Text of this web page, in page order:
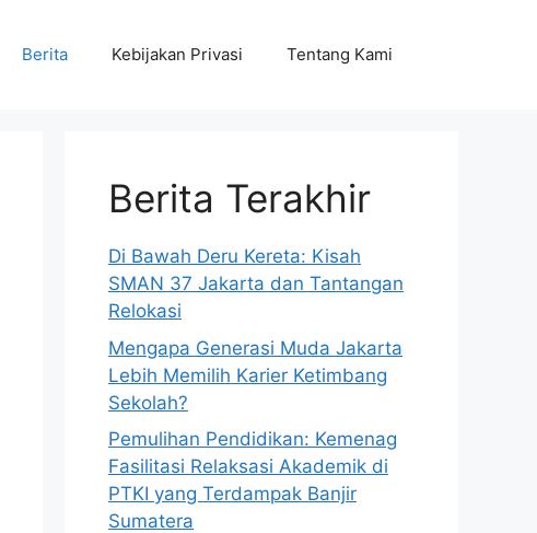
Berita Kebijakan Privasi Tentang Kami
Berita Terakhir
Di Bawah Deru Kereta: Kisah
SMAN 37 Jakarta dan Tantangan
Relokasi
Mengapa Generasi Muda Jakarta
Lebih Memilih Karier Ketimbang
Sekolah?
Pemulihan Pendidikan: Kemenag
Fasilitasi Relaksasi Akademik di
PTKI yang Terdampak Banjir
Sumatera